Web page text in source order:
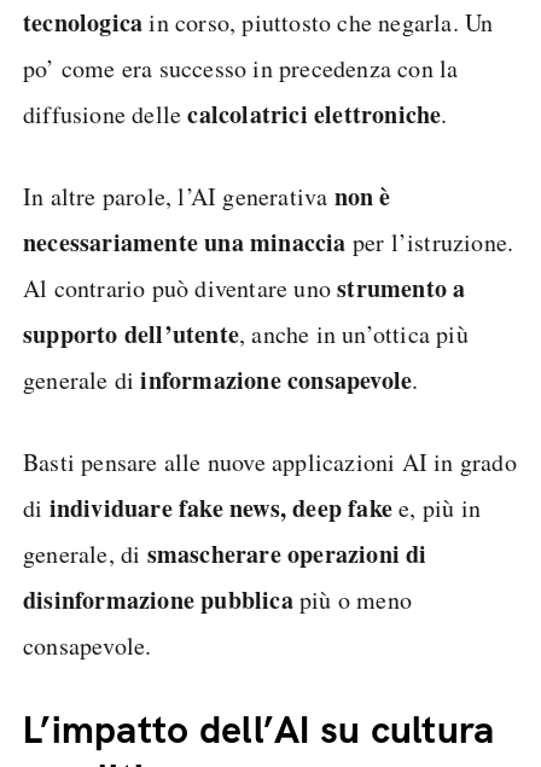
tecnologicain corso, piuttosto che negarla. Un
po’ come era successo in precedenza con la
diffusione dellecalcolatrici elettroniche.
In altre parole, l’AI generativa non è
necessariamente una minaccia per l’istruzione.
Al contrario può diventare unostrumento a
supporto dell’utente, anche in un’ottica più
generale diinformazione consapevole.
Basti pensare alle nuove applicazioni AI in grado
di individuare fake news, deep fakee, più in
generale, di smascherare operazioni di
disinformazione pubblicapiù o meno
consapevole.
L’impatto dell’AI su cultura